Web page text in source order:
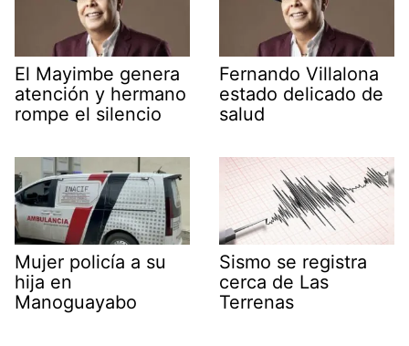
El Mayimbe genera
atención y hermano
rompe el silencio
Fernando Villalona
estado delicado de
salud
Mujer policía a su
hija en
Manoguayabo
Sismo se registra
cerca de Las
Terrenas